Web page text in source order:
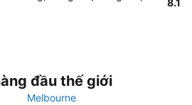
8.1
đầu thế giới
Melbourne